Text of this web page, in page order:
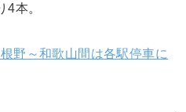
本。
野～和歌山間は各駅停車に